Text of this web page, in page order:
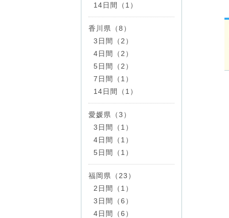
14日間（1）
香川県（8）
3日間（2）
4日間（2）
5日間（2）
7日間（1）
14日間（1）
愛媛県（3）
3日間（1）
4日間（1）
5日間（1）
福岡県（23）
2日間（1）
3日間（6）
4日間（6）